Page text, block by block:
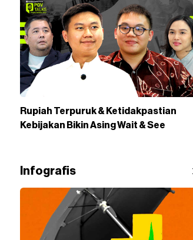
Rupiah Terpuruk & Ketidakpastian
Kebijakan Bikin Asing Wait & See
Infografis